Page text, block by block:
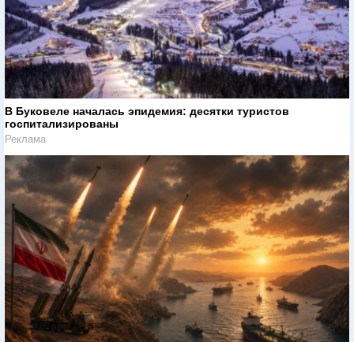
В Буковеле началась эпидемия: десятки туристов
госпитализированы
Реклама